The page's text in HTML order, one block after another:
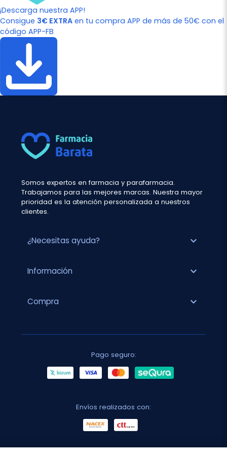
¡Descarga nuestra APP!
Consigue 3€ EXTRA en tu compra APP de más de 50€ con el
código APP-FB
Somos expertos en farmacia y parafarmacia.
Trabajamos para las mejores marcas. Nuestra mayor
prioridad es la atención personalizada a nuestros
clientes.
¿Necesitas ayuda? expand_more
Información expand_more
Compra expand_more
Pago seguro:
Envíos realizados con: